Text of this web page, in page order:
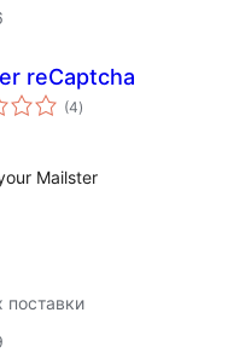
reCaptcha
(4укупних
оцена
)
Mailster
поставки